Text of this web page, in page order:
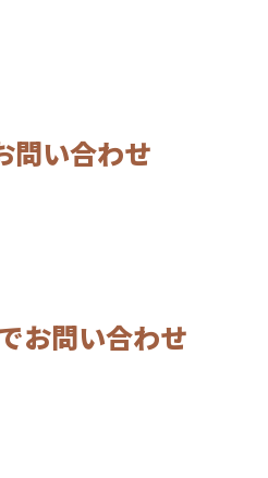
問い合わせ
お問い合わせ